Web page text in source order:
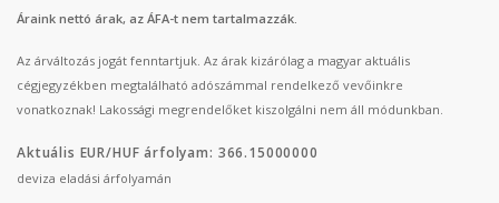
Áraink nettó árak, az ÁFA-t nem tartalmazzák.
Az árváltozás jogát fenntartjuk. Az árak kizárólag a magyar aktuális
cégjegyzékben megtalálható adószámmal rendelkező vevőinkre
vonatkoznak! Lakossági megrendelőket kiszolgálni nem áll módunkban.
Aktuális EUR/HUF árfolyam: 366.15000000
deviza eladási árfolyamán